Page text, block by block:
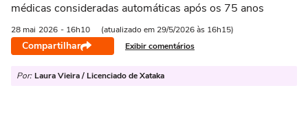
médicas consideradas automáticas após os 75 anos
28 mai 2026 - 16h10 (atualizado em 29/5/2026 às 16h15)
Compartilhar Exibir comentários
Por: Laura Vieira / Licenciado de Xataka